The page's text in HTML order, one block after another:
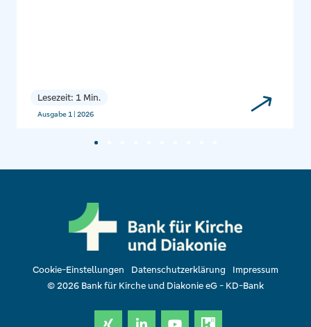
Lesezeit: 1 Min.
Ausgabe 1 | 2026
Cookie-Einstellungen Datenschutzerklärung
Impressum
© 2026 Bank für Kirche und Diakonie eG - KD-Bank